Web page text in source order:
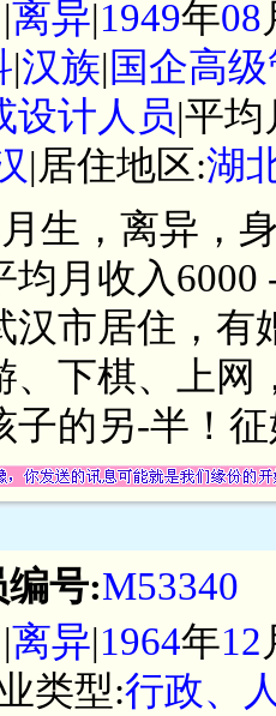
|离异|1949年08
|汉族| 国企高
设计人员|平
|居住地区:湖
生，离异，
均月收入
汉市居住，
、下棋、上网
子的另-半！
号:M53340
|离异|1964年12
类型:行政、